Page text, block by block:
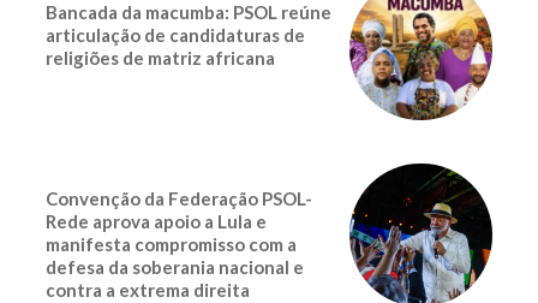
Bancada da macumba: PSOL reúne
articulação de candidaturas de
religiões de matriz africana
Convenção da Federação PSOL-
Rede aprova apoio a Lula e
manifesta compromisso com a
defesa da soberania nacional e
contra a extrema direita